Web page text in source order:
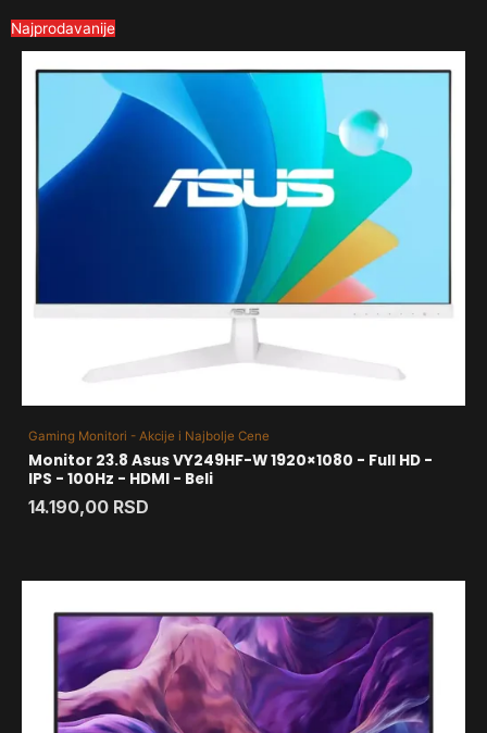
Najprodavanije
Gaming Monitori - Akcije i Najbolje Cene
Monitor 23.8 Asus VY249HF-W 1920×1080 - Full HD -
IPS - 100Hz - HDMI - Beli
14.190,00 RSD